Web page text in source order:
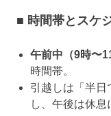
■ 時間帯とスケ
午前中（9時〜
時間帯。
引越しは「半日
し、午後は休息